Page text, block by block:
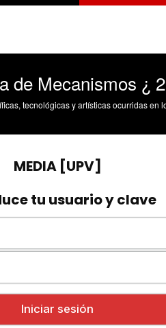
de Mecanismos ¿
tecnológicas y artísticas ocurridas en